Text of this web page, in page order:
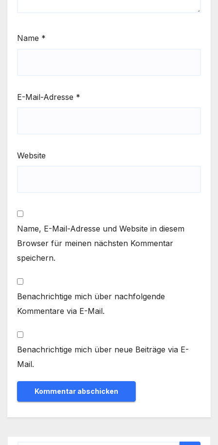
Name *
E-Mail-Adresse *
Website
Name, E-Mail-Adresse und Website in diesem
Browser für meinen nächsten Kommentar
speichern.
Benachrichtige mich über nachfolgende
Kommentare via E-Mail.
Benachrichtige mich über neue Beiträge via E-
Mail.